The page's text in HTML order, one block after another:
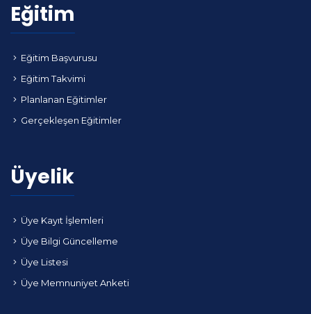
Eğitim
Eğitim Başvurusu
Eğitim Takvimi
Planlanan Eğitimler
Gerçekleşen Eğitimler
Üyelik
Üye Kayıt İşlemleri
Üye Bilgi Güncelleme
Üye Listesi
Üye Memnuniyet Anketi